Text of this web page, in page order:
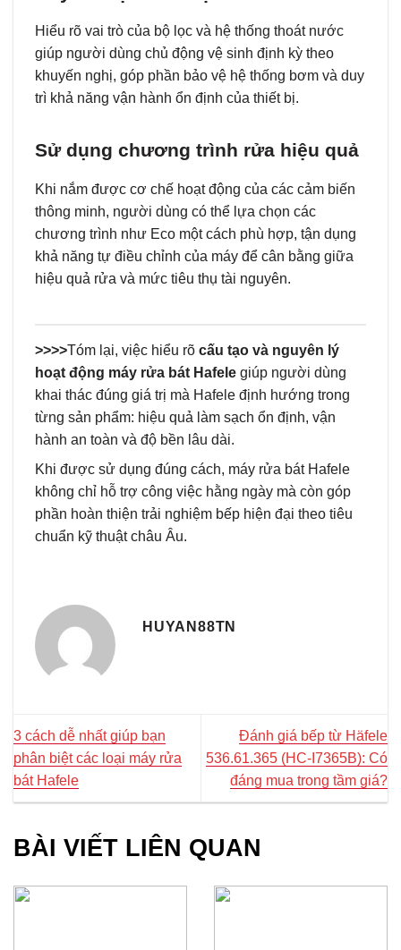
Hiểu rõ vai trò của bộ lọc và hệ thống thoát nước
giúp người dùng chủ động vệ sinh định kỳ theo
khuyến nghị, góp phần bảo vệ hệ thống bơm và duy
trì khả năng vận hành ổn định của thiết bị.
Sử dụng chương trình rửa hiệu quả
Khi nắm được cơ chế hoạt động của các cảm biến
thông minh, người dùng có thể lựa chọn các
chương trình như Eco một cách phù hợp, tận dụng
khả năng tự điều chỉnh của máy để cân bằng giữa
hiệu quả rửa và mức tiêu thụ tài nguyên.
>>>>Tóm lại, việc hiểu rõ cấu tạo và nguyên lý
hoạt động máy rửa bát Hafele giúp người dùng
khai thác đúng giá trị mà Hafele định hướng trong
từng sản phẩm: hiệu quả làm sạch ổn định, vận
hành an toàn và độ bền lâu dài.
Khi được sử dụng đúng cách, máy rửa bát Hafele
không chỉ hỗ trợ công việc hằng ngày mà còn góp
phần hoàn thiện trải nghiệm bếp hiện đại theo tiêu
chuẩn kỹ thuật châu Âu.
HUYAN88TN
3 cách dễ nhất giúp bạn
phân biệt các loại máy rửa
bát Hafele
Đánh giá bếp từ Häfele
536.61.365 (HC-I7365B): Có
đáng mua trong tầm giá?
BÀI VIẾT LIÊN QUAN